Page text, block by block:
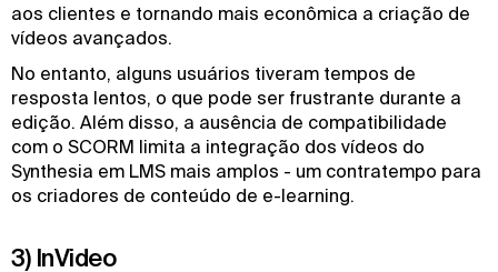
aos clientes e tornando mais econômica a criação de
vídeos avançados.
No entanto, alguns usuários tiveram tempos de
resposta lentos, o que pode ser frustrante durante a
edição. Além disso, a ausência de compatibilidade
com o SCORM limita a integração dos vídeos do
Synthesia em LMS mais amplos - um contratempo para
os criadores de conteúdo de e-learning.
3) InVideo